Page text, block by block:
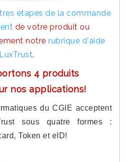
étapes de la commande
de votre produit ou
notrerubrique d'aide
LuxTrust.
4 produits
nos applications!
du CGIE acceptent
sous quatre formes :
Token et eID!